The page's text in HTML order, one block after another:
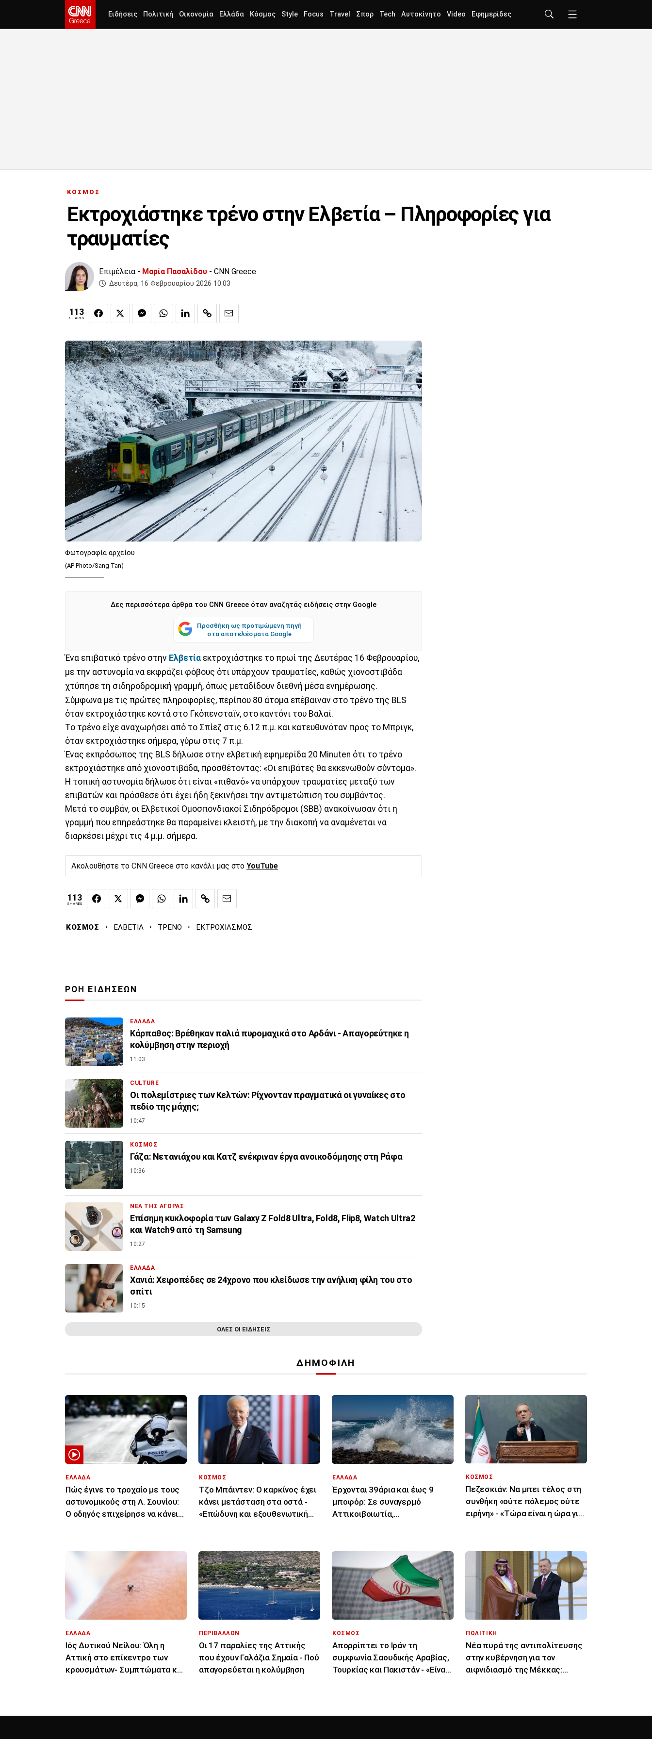
Ειδήσεις Πολιτική Οικονομία Ελλάδα Κόσμος Style Focus Travel Σπορ Tech Αυτοκίνητο Video Εφημερίδες
ΚΟΣΜΟΣ
Εκτροχιάστηκε τρένο στην Ελβετία – Πληροφορίες για
τραυματίες
Επιμέλεια - Μαρία Πασαλίδου - CNN Greece
Δευτέρα, 16 Φεβρουαρίου 2026 10:03
113
SHARES
Φωτογραφία αρχείου
(AP Photo/Sang Tan)
Δες περισσότερα άρθρα του CNN Greece όταν αναζητάς ειδήσεις στην Google
Προσθήκη ως προτιμώμενη πηγή
στα αποτελέσματα Google
Ένα επιβατικό τρένο στην Ελβετία εκτροχιάστηκε το πρωί της Δευτέρας 16 Φεβρουαρίου,
με την αστυνομία να εκφράζει φόβους ότι υπάρχουν τραυματίες, καθώς χιονοστιβάδα
χτύπησε τη σιδηροδρομική γραμμή, όπως μεταδίδουν διεθνή μέσα ενημέρωσης.
Σύμφωνα με τις πρώτες πληροφορίες, περίπου 80 άτομα επέβαιναν στο τρένο της BLS
όταν εκτροχιάστηκε κοντά στο Γκόπενσταϊν, στο καντόνι του Βαλαί.
Το τρένο είχε αναχωρήσει από το Σπίεζ στις 6.12 π.μ. και κατευθυνόταν προς το Μπριγκ,
όταν εκτροχιάστηκε σήμερα, γύρω στις 7 π.μ.
Ένας εκπρόσωπος της BLS δήλωσε στην ελβετική εφημερίδα 20 Minuten ότι το τρένο
εκτροχιάστηκε από χιονοστιβάδα, προσθέτοντας: «Οι επιβάτες θα εκκενωθούν σύντομα».
Η τοπική αστυνομία δήλωσε ότι είναι «πιθανό» να υπάρχουν τραυματίες μεταξύ των
επιβατών και πρόσθεσε ότι έχει ήδη ξεκινήσει την αντιμετώπιση του συμβάντος.
Μετά το συμβάν, οι Ελβετικοί Ομοσπονδιακοί Σιδηρόδρομοι (SBB) ανακοίνωσαν ότι η
γραμμή που επηρεάστηκε θα παραμείνει κλειστή, με την διακοπή να αναμένεται να
διαρκέσει μέχρι τις 4 μ.μ. σήμερα.
Ακολουθήστε το CNN Greece στο κανάλι μας στο YouTube
113
SHARES
ΚΟΣΜΟΣ · ΕΛΒΕΤΙΑ · ΤΡΕΝΟ · ΕΚΤΡΟΧΙΑΣΜΟΣ
ΡΟΗ ΕΙΔΗΣΕΩΝ
ΕΛΛΑΔΑ
Κάρπαθος: Βρέθηκαν παλιά πυρομαχικά στο Αρδάνι - Απαγορεύτηκε η
κολύμβηση στην περιοχή
11:03
CULTURE
Οι πολεμίστριες των Κελτών: Ρίχνονταν πραγματικά οι γυναίκες στο
πεδίο της μάχης;
10:47
ΚΟΣΜΟΣ
Γάζα: Νετανιάχου και Κατζ ενέκριναν έργα ανοικοδόμησης στη Ράφα
10:36
ΝΕΑ ΤΗΣ ΑΓΟΡΑΣ
Επίσημη κυκλοφορία των Galaxy Z Fold8 Ultra, Fold8, Flip8, Watch Ultra2
και Watch9 από τη Samsung
10:27
ΕΛΛΑΔΑ
Χανιά: Χειροπέδες σε 24χρονο που κλείδωσε την ανήλικη φίλη του στο
σπίτι
10:15
ΟΛΕΣ ΟΙ ΕΙΔΗΣΕΙΣ
ΔΗΜΟΦΙΛΗ
ΕΛΛΑΔΑ
Πώς έγινε το τροχαίο με τους
αστυνομικούς στη Λ. Σουνίου:
Ο οδηγός επιχείρησε να κάνει
ΚΟΣΜΟΣ
Τζο Μπάιντεν: Ο καρκίνος έχει
κάνει μετάσταση στα οστά -
«Επώδυνη και εξουθενωτική
ΕΛΛΑΔΑ
Έρχονται 39άρια και έως 9
μποφόρ: Σε συναγερμό
Αττικοιβοιωτία,
ΚΟΣΜΟΣ
Πεζεσκιάν: Να μπει τέλος στη
συνθήκη «ούτε πόλεμος ούτε
ειρήνη» - «Τώρα είναι η ώρα για
ΕΛΛΑΔΑ
Ιός Δυτικού Νείλου: Όλη η
Αττική στο επίκεντρο των
κρουσμάτων- Συμπτώματα και
ΠΕΡΙΒΑΛΛΟΝ
Οι 17 παραλίες της Αττικής
που έχουν Γαλάζια Σημαία - Πού
απαγορεύεται η κολύμβηση
ΚΟΣΜΟΣ
Απορρίπτει το Ιράν τη
συμφωνία Σαουδικής Αραβίας,
Τουρκίας και Πακιστάν - «Είναι
ΠΟΛΙΤΙΚΗ
Νέα πυρά της αντιπολίτευσης
στην κυβέρνηση για τον
αιφνιδιασμό της Μέκκας: